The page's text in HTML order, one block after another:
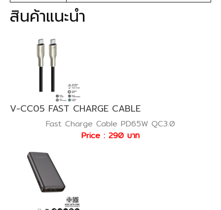
สินค้าแนะนำ
V-CC05 FAST CHARGE CABLE
Fast Charge Cable PD65W QC3.0
Price : 290 บาท